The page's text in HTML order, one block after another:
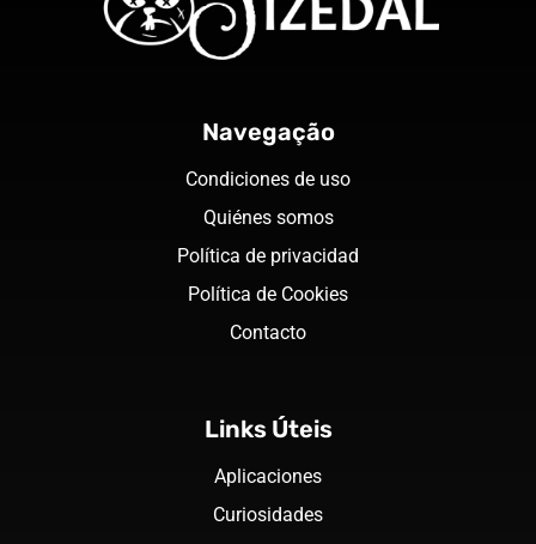
Navegação
Condiciones de uso
Quiénes somos
Política de privacidad
Política de Cookies
Contacto
Links Úteis
Aplicaciones
Curiosidades